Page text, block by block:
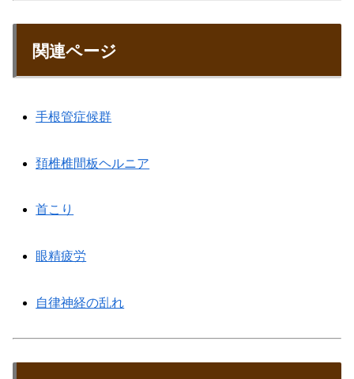
関連ページ
手根管症候群
頚椎椎間板ヘルニア
首こり
眼精疲労
自律神経の乱れ